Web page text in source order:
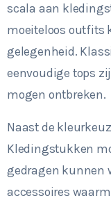
scala aan
moeiteloos outfits
gelegenheid.
eenvoudige tops
mogen ontbreken.
Naast de
Kledingstukken
gedragen kunnen
accessoires